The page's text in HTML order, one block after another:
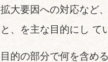
大要因への対応など
、を主な目的にし て
的の部分で何を含め